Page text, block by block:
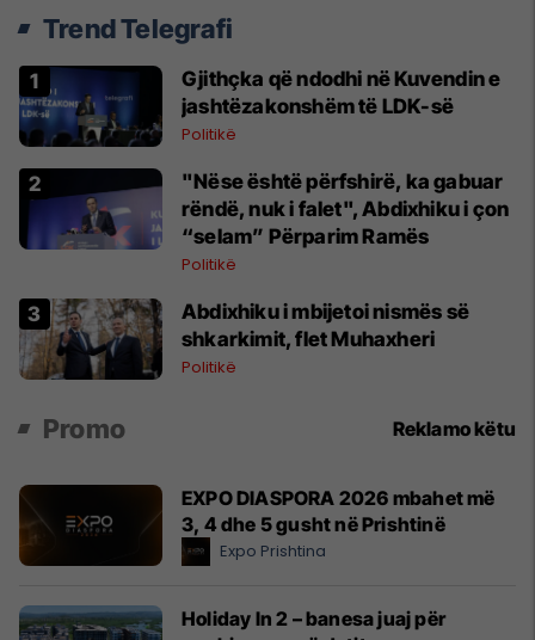
Trend Telegrafi
Gjithçka që ndodhi në Kuvendin e
jashtëzakonshëm të LDK-së
Politikë
"Nëse është përfshirë, ka gabuar
rëndë, nuk i falet", Abdixhiku i çon
“selam” Përparim Ramës
Politikë
Abdixhiku i mbijetoi nismës së
shkarkimit, flet Muhaxheri
Politikë
Promo Reklamo këtu
EXPO DIASPORA 2026 mbahet më
3, 4 dhe 5 gusht në Prishtinë
Expo Prishtina
Holiday In 2 – banesa juaj për